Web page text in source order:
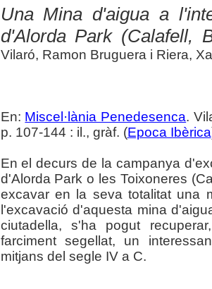
Una Mina d'aigua a
d'Alorda Park (Calafell,
Vilaró, Ramon Bruguera i Riera,
En: Miscel·lània Penedesenca.
p. 107-144 : il., gràf. (Epoca Ibèrica
En el decurs de la campanya
d'Alorda Park o les Toixoneres
excavar en la seva totalitat una
l'excavació d'aquesta mina
ciutadella, s'ha pogut
farciment segellat, un
mitjans del segle IV a C.